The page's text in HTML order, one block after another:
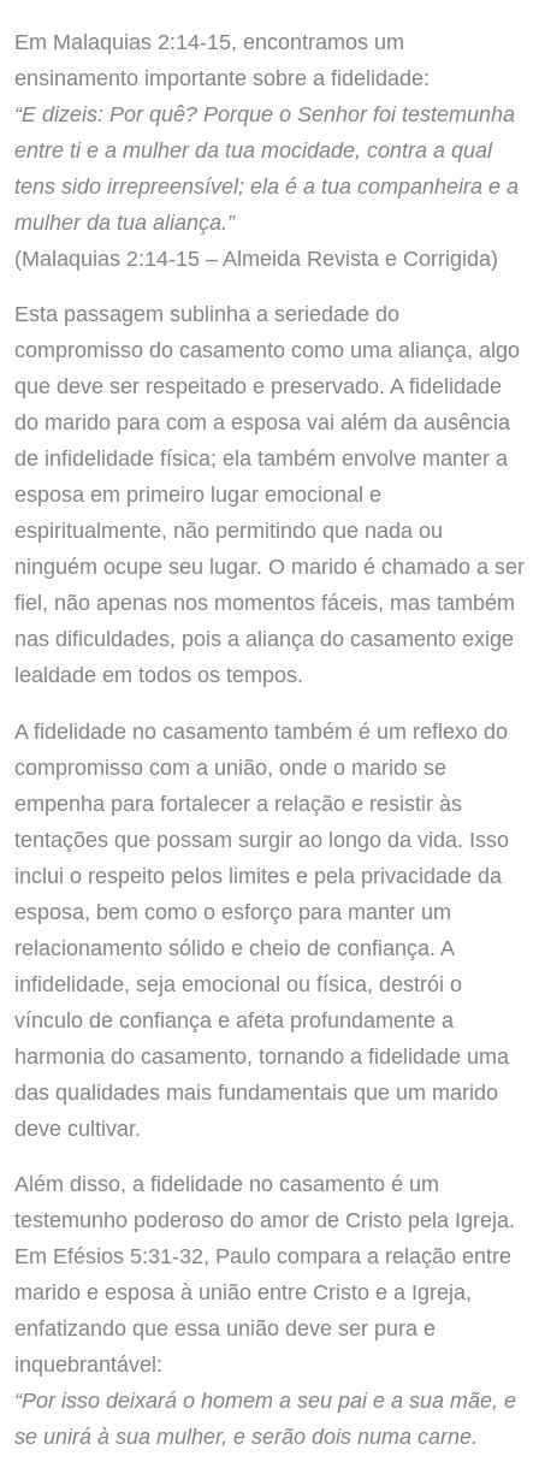
Em Malaquias 2:14-15, encontramos um
ensinamento importante sobre a fidelidade:
“E dizeis: Por quê? Porque o Senhor foi testemunha
entre ti e a mulher da tua mocidade, contra a qual
tens sido irrepreensível; ela é a tua companheira e a
mulher da tua aliança.”
(Malaquias 2:14-15 – Almeida Revista e Corrigida)
Esta passagem sublinha a seriedade do
compromisso do casamento como uma aliança, algo
que deve ser respeitado e preservado. A fidelidade
do marido para com a esposa vai além da ausência
de infidelidade física; ela também envolve manter a
esposa em primeiro lugar emocional e
espiritualmente, não permitindo que nada ou
ninguém ocupe seu lugar. O marido é chamado a ser
fiel, não apenas nos momentos fáceis, mas também
nas dificuldades, pois a aliança do casamento exige
lealdade em todos os tempos.
A fidelidade no casamento também é um reflexo do
compromisso com a união, onde o marido se
empenha para fortalecer a relação e resistir às
tentações que possam surgir ao longo da vida. Isso
inclui o respeito pelos limites e pela privacidade da
esposa, bem como o esforço para manter um
relacionamento sólido e cheio de confiança. A
infidelidade, seja emocional ou física, destrói o
vínculo de confiança e afeta profundamente a
harmonia do casamento, tornando a fidelidade uma
das qualidades mais fundamentais que um marido
deve cultivar.
Além disso, a fidelidade no casamento é um
testemunho poderoso do amor de Cristo pela Igreja.
Em Efésios 5:31-32, Paulo compara a relação entre
marido e esposa à união entre Cristo e a Igreja,
enfatizando que essa união deve ser pura e
inquebrantável:
“Por isso deixará o homem a seu pai e a sua mãe, e
se unirá à sua mulher, e serão dois numa carne.